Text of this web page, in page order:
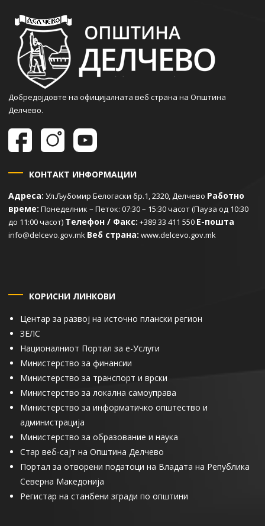
Добредојдовте на официјалната веб страна на Општина
Делчево.
КОНТАКТ ИНФОРМАЦИИ
Адреса: Ул.Љубомир Белогаски бр.1, 2320, Делчево Работно
време: Понеделник – Петок: 07:30 – 15:30 часот (Пауза од 10:30
до 11:00 часот) Телефон / Факс: +389 33 411 550 Е-пошта
info@delcevo.gov.mk Веб страна: www.delcevo.gov.mk
КОРИСНИ ЛИНКОВИ
Центар за развој на источно плански регион
ЗЕЛС
Националниот Портал за е-Услуги
Министерство за финансии
Министерство за транспорт и врски
Министерство за локална самоуправа
Министерство за информатичко општество и
администрација
Министерство за образование и наука
Стар веб-сајт на Општина Делчево
Портал за отворени податоци на Владата на Република
Северна Македонија
Регистар на станбени згради по општини